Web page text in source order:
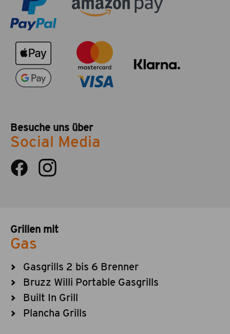
Besuche uns über
Social Media
Grillen mit
Gas
Gasgrills 2 bis 6 Brenner
Bruzz Willi Portable Gasgrills
Built In Grill
Plancha Grills